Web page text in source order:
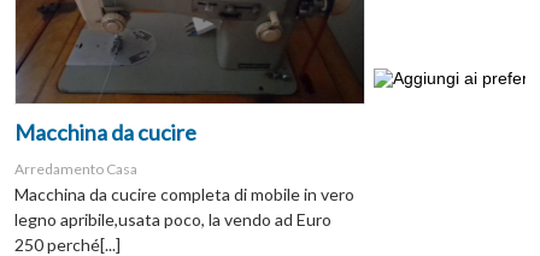
Macchina da cucire
Arredamento Casa
Macchina da cucire completa di mobile in vero
legno apribile,usata poco, la vendo ad Euro
250 perché[...]